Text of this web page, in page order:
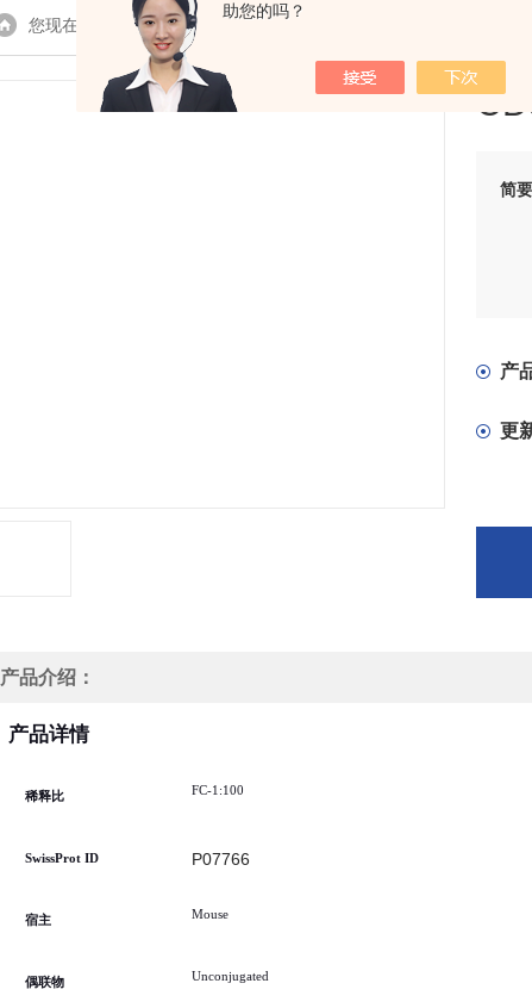
助您的吗？
您现在的位置：首页> 产品展示 > 生物试剂 >
简
产
更
产品介绍：
产品详情
稀释比 FC-1:100
SwissProt ID P07766
宿主 Mouse
偶联物 Unconjugated